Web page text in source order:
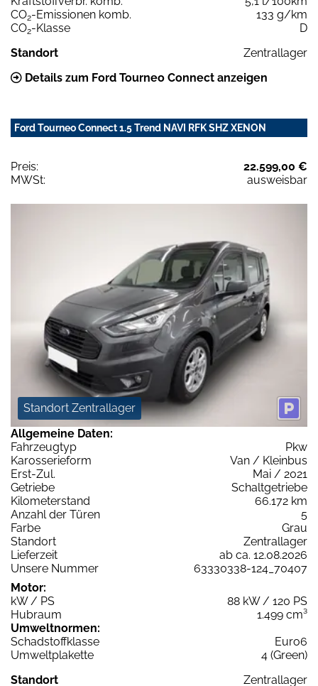
CO2-Emissionen komb.
133 g/km
CO2-Klasse
D
Standort
Zentrallager
Details zum Ford Tourneo Connect anzeigen
Ford Tourneo Connect 1.5 Trend NAVI RFK SHZ XENON
Preis:
22.599,00 €
MWSt:
ausweisbar
Standort Zentrallager
Allgemeine Daten:
Fahrzeugtyp
Pkw
Karosserieform
Van / Kleinbus
Erst-Zul.
Mai / 2021
Getriebe
Schaltgetriebe
Kilometerstand
66.172 km
Anzahl der Türen
5
Farbe
Grau
Standort
Zentrallager
Lieferzeit
ab ca. 12.08.2026
Unsere Nummer
63330338-124_70407
Motor:
kW / PS
88 kW / 120 PS
Hubraum
1.499 cm³
Umweltnormen:
Schadstoffklasse
Euro6
Umweltplakette
4 (Green)
Standort
Zentrallager